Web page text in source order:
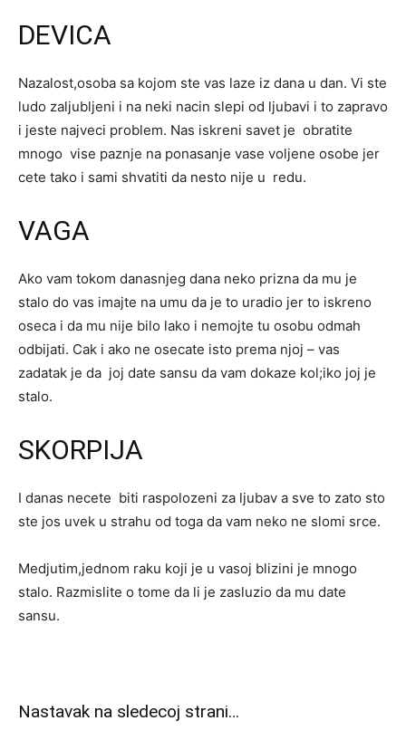
DEVICA
Nazalost,osoba sa kojom ste vas laze iz dana u dan. Vi ste
ludo zaljubljeni i na neki nacin slepi od ljubavi i to zapravo
i jeste najveci problem. Nas iskreni savet je obratite
mnogo vise paznje na ponasanje vase voljene osobe jer
cete tako i sami shvatiti da nesto nije u redu.
VAGA
Ako vam tokom danasnjeg dana neko prizna da mu je
stalo do vas imajte na umu da je to uradio jer to iskreno
oseca i da mu nije bilo lako i nemojte tu osobu odmah
odbijati. Cak i ako ne osecate isto prema njoj – vas
zadatak je da joj date sansu da vam dokaze kol;iko joj je
stalo.
SKORPIJA
I danas necete biti raspolozeni za ljubav a sve to zato sto
ste jos uvek u strahu od toga da vam neko ne slomi srce.
Medjutim,jednom raku koji je u vasoj blizini je mnogo
stalo. Razmislite o tome da li je zasluzio da mu date
sansu.
Nastavak na sledecoj strani…